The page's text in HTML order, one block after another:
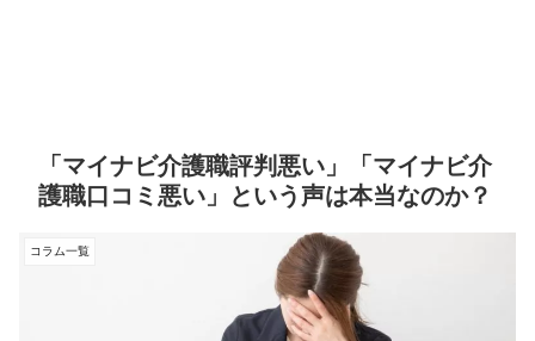
「マイナビ介護職評判悪い」「マイナビ介
護職口コミ悪い」という声は本当なのか？
コラム一覧